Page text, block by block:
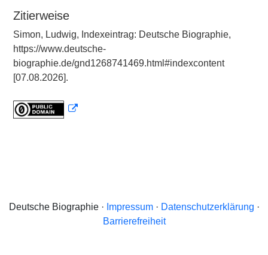
Zitierweise
Simon, Ludwig, Indexeintrag: Deutsche Biographie,
https://www.deutsche-
biographie.de/gnd1268741469.html#indexcontent
[07.08.2026].
Deutsche Biographie · Impressum· Datenschutzerklärung ·
Barrierefreiheit